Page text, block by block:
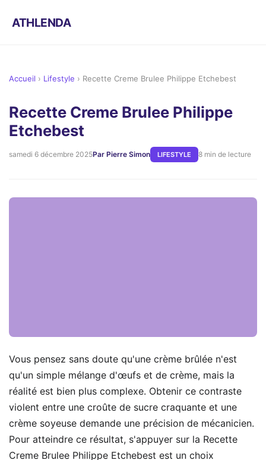
ATHLENDA
Accueil › Lifestyle › Recette Creme Brulee Philippe Etchebest
Recette Creme Brulee Philippe
Etchebest
samedi 6 décembre 2025Par Pierre Simon LIFESTYLE 8 min de lecture
Vous pensez sans doute qu'une crème brûlée n'est
qu'un simple mélange d'œufs et de crème, mais la
réalité est bien plus complexe. Obtenir ce contraste
violent entre une croûte de sucre craquante et une
crème soyeuse demande une précision de mécanicien.
Pour atteindre ce résultat, s'appuyer sur la Recette
Creme Brulee Philippe Etchebest est un choix